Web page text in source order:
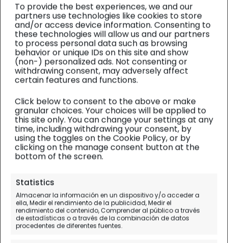
To provide the best experiences, we and our
partners use technologies like cookies to store
and/or access device information. Consenting to
these technologies will allow us and our partners
to process personal data such as browsing
behavior or unique IDs on this site and show
(non-) personalized ads. Not consenting or
withdrawing consent, may adversely affect
certain features and functions.
Click below to consent to the above or make
granular choices. Your choices will be applied to
this site only. You can change your settings at any
time, including withdrawing your consent, by
using the toggles on the Cookie Policy, or by
clicking on the manage consent button at the
bottom of the screen.
Statistics
Almacenar la información en un dispositivo y/o acceder a
ella, Medir el rendimiento de la publicidad, Medir el
rendimiento del contenido, Comprender al público a través
de estadísticas o a través de la combinación de datos
procedentes de diferentes fuentes.
Uzbekistán y Turkmenistán
Ayaz Kala y el anillo de oro de
Corasmia (las 50 fortalezas)